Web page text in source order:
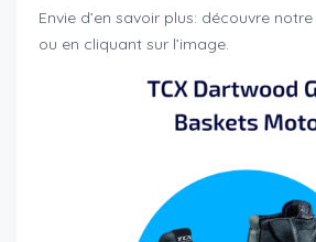
Envie d’en savoir plus: découvre notre
ou en cliquant sur l’image.